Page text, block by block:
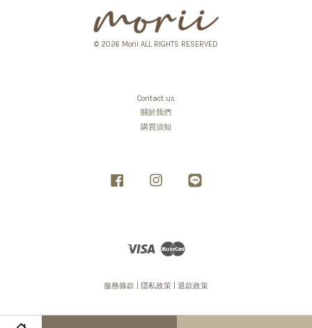
© 2026 Morii ALL RIGHTS RESERVED
Contact us
關於我們
購買須知
Facebook Instagram
Visa
服務條款 隱私政策 退款政策